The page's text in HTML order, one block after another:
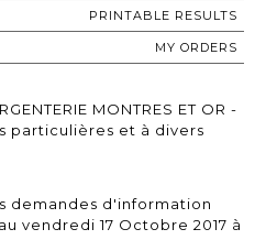
PRINTABLE RESULTS
MY ORDERS
MONTRES ET OR -
particulières et à divers
demandes d'information
vendredi 17 Octobre 2017 à